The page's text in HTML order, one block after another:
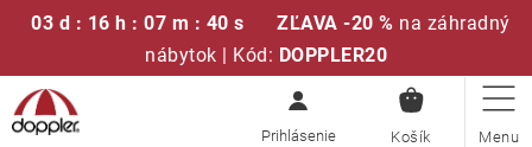
03 d : 16 h : 07 m : 40 s ZĽAVA -20 % na záhradný
nábytok | Kód: DOPPLER20
Prejsť
na
obsah
KOŠÍK
Sedacie súpravy